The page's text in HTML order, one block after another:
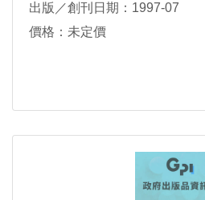
出版／創刊日期：1997-07
價格：未定價